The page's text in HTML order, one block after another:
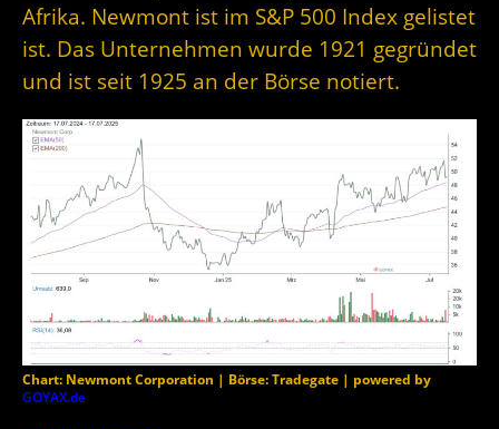
Afrika. Newmont ist im S&P 500 Index gelistet
ist. Das Unternehmen wurde 1921 gegründet
und ist seit 1925 an der Börse notiert.
Chart: Newmont Corporation | Börse: Tradegate | powered by
GOYAX.de